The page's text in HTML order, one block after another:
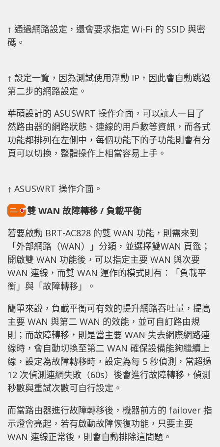
↑ 通過網路設定，還會要求指定 Wi-Fi 的 SSID 與密
碼。
↑ 設定一覽，因為測試使用浮動 IP，因此會自動跳過
第二步的網路設定。
華碩設計的 ASUSWRT 操作介面，可以讓人一目了
然路由器的網路狀態、連線的用戶數等資訊，而各式
功能都排列在左側中，每個功能下的子功能則會有分
頁可以切換，整體操作上相當容易上手。
↑ ASUSWRT 操作介面。
雙 WAN 故障轉移 / 負載平衡
若要啟動 BRT-AC828 的雙 WAN 功能，則需來到
「外部網路（WAN）」分類，並選擇雙WAN 頁籤；
開啟雙 WAN 功能後，可以指定主要 WAN 與次要
WAN 連線，而雙 WAN 運作的模式則有：「負載平
衡」與「故障轉移」。
簡單來說，負載平衡可有效的提升網路吞吐量，提高
主要 WAN 與第二 WAN 的效能，並可自訂路由規
則；而故障轉移，則是當主要 WAN 失去網際網路連
線時，會自動切換至第二 WAN 確保設備能夠繼續上
線，設定為故障轉移時，設定為每 5 秒偵測，當超過
12 次偵測連網失敗（60s）後會進行故障轉移，偵測
秒數與重試次數可自行設定。
而當路由器進行故障轉移後，機器前方的 failover 指
示燈會亮起，若有啟動故障恢復功能，只要主要
WAN 連線正常後，則會自動排除這問題。